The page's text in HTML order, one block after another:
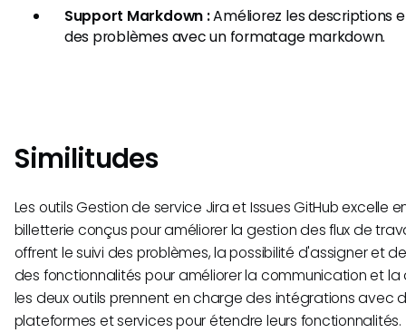
Support Markdown :Améliorez les descriptions
des problèmes avec un formatage markdown.
Similitudes
Les outils Gestion de service Jira et Issues GitHub excelle
billetterie conçus pour améliorer la gestion des flux de
offrent le suivi des problèmes, la possibilité d'assigner et
des fonctionnalités pour améliorer la communication et la
les deux outils prennent en charge des intégrations avec
plateformes et services pour étendre leurs fonctionnalités.